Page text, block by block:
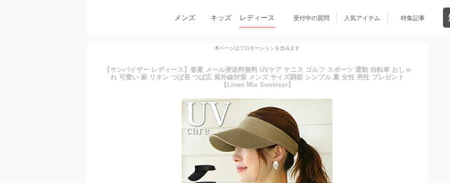
メンズ キッズ レディース 受付中の質問 人気アイテム 特集記事
本ページはプロモーションを含みます
【サンバイザー レディース】春夏 メール便送料無料 UVケア テニス ゴルフ スポーツ 運動 自転車 おしゃ
れ 可愛い 麻 リネン つば長 つば広 紫外線対策 メンズ サイズ調節 シンプル 夏 女性 男性 プレゼント
【Linen Mix Sunvisor】